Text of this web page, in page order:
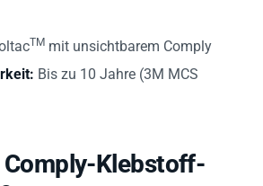
TM mit unsichtbarem Comply
Bis zu 10 Jahre (3M MCS
Klebstoff-